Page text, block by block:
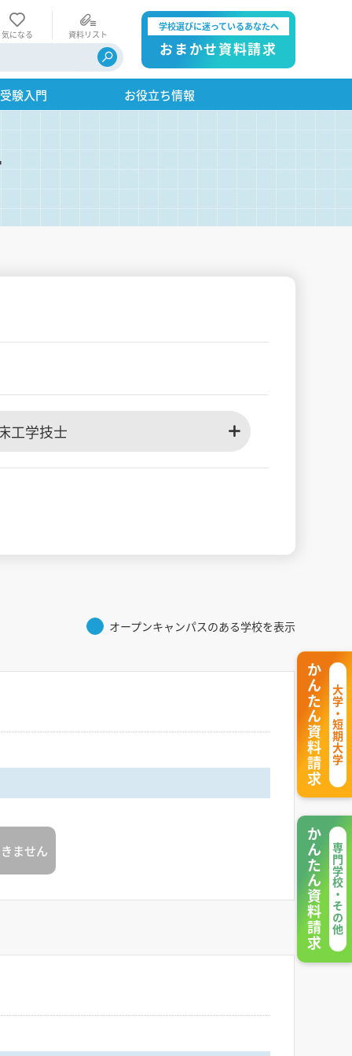
気になる 資料リスト
学校選びに迷っているあなたへ
おまかせ資料請求
験入門 お役立ち情報
工学技士
オープンキャンパスのある学校を表示
ません
大学・短期大学
かんたん資料請求
専門学校・その他
かんたん資料請求